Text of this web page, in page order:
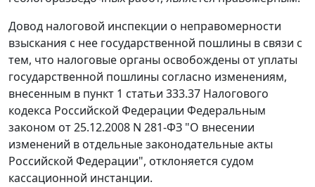
Довод налоговой инспекции о неправомерности
взыскания с нее государственной пошлины в связи с
тем, что налоговые органы освобождены от уплаты
государственной пошлины согласно изменениям,
внесенным в пункт 1 статьи 333.37 Налогового
кодекса Российской Федерации Федеральным
законом от 25.12.2008 N 281-ФЗ "О внесении
изменений в отдельные законодательные акты
Российской Федерации", отклоняется судом
кассационной инстанции.